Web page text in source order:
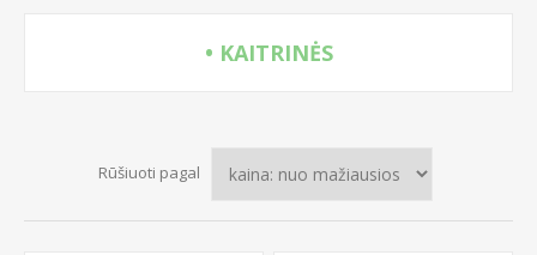
• KAITRINĖS
Rūšiuoti pagal